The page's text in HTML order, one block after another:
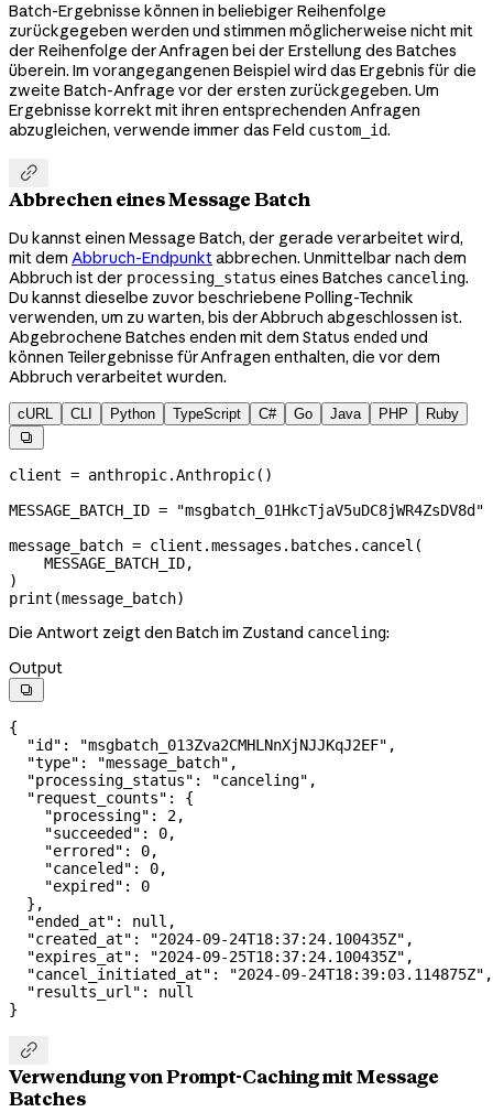
Batch-Ergebnisse können in beliebiger Reihenfolge
zurückgegeben werden und stimmen möglicherweise nicht mit
der Reihenfolge der Anfragen bei der Erstellung des Batches
überein. Im vorangegangenen Beispiel wird das Ergebnis für die
zweite Batch-Anfrage vor der ersten zurückgegeben. Um
Ergebnisse korrekt mit ihren entsprechenden Anfragen
abzugleichen, verwende immer das Feld custom_id.

Abbrechen eines Message Batch
Du kannst einen Message Batch, der gerade verarbeitet wird,
mit dem Abbruch-Endpunktabbrechen. Unmittelbar nach dem
Abbruch ist der processing_status eines Batches canceling.
Du kannst dieselbe zuvor beschriebene Polling-Technik
verwenden, um zu warten, bis der Abbruch abgeschlossen ist.
Abgebrochene Batches enden mit dem Status ended und
können Teilergebnisse für Anfragen enthalten, die vor dem
Abbruch verarbeitet wurden.
cURL CLI Python TypeScript C# Go Java PHP Ruby

client = anthropic.Anthropic()
MESSAGE_BATCH_ID = "msgbatch_01HkcTjaV5uDC8jWR4ZsDV8d"
message_batch = client.messages.batches.cancel(
    MESSAGE_BATCH_ID
,
)
print (message_batch)
Die Antwort zeigt den Batch im Zustand canceling:
Output

{
  "id"
: "msgbatch_013Zva2CMHLNnXjNJJKqJ2EF" ,
  "type"
: "message_batch" ,
  "processing_status"
: "canceling" ,
  "request_counts"
: {
    "processing"
: 2,
    "succeeded"
: 0,
    "errored"
: 0,
    "canceled"
: 0,
    "expired"
: 0
  },
  "ended_at"
: null ,
  "created_at"
: "2024-09-24T18:37:24.100435Z" ,
  "expires_at"
: "2024-09-25T18:37:24.100435Z" ,
  "cancel_initiated_at"
: "2024-09-24T18:39:03.114875Z" ,
  "results_url"
: null
}

Verwendung von Prompt-Caching mit Message
Batches